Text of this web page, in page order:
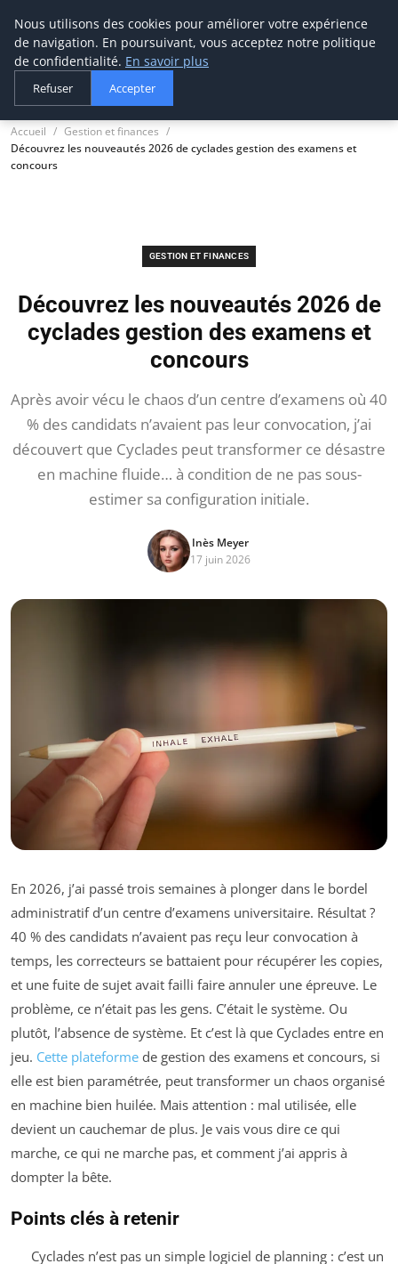
thestorefinder
Trouvez les meilleures adresses business
Accueil
Gestion et finances
Découvrez les nouveautés 2026 de cyclades gestion des examens et
concours
GESTION ET FINANCES
Découvrez les nouveautés 2026 de
cyclades gestion des examens et
concours
Après avoir vécu le chaos d’un centre d’examens où 40
% des candidats n’avaient pas leur convocation, j’ai
découvert que Cyclades peut transformer ce désastre
en machine fluide… à condition de ne pas sous-
estimer sa configuration initiale.
Inès Meyer
17 juin 2026
En 2026, j’ai passé trois semaines à plonger dans le bordel
administratif d’un centre d’examens universitaire. Résultat ?
40 % des candidats n’avaient pas reçu leur convocation à
temps, les correcteurs se battaient pour récupérer les copies,
et une fuite de sujet avait failli faire annuler une épreuve. Le
problème, ce n’était pas les gens. C’était le système. Ou
plutôt, l’absence de système. Et c’est là que Cyclades entre en
jeu. Cette plateforme de gestion des examens et concours, si
elle est bien paramétrée, peut transformer un chaos organisé
en machine bien huilée. Mais attention : mal utilisée, elle
devient un cauchemar de plus. Je vais vous dire ce qui
marche, ce qui ne marche pas, et comment j’ai appris à
dompter la bête.
Points clés à retenir
Cyclades n’est pas un simple logiciel de planning : c’est un
Nous utilisons des cookies pour améliorer votre expérience
de navigation. En poursuivant, vous acceptez notre politique
de confidentialité. En savoir plus
Refuser Accepter